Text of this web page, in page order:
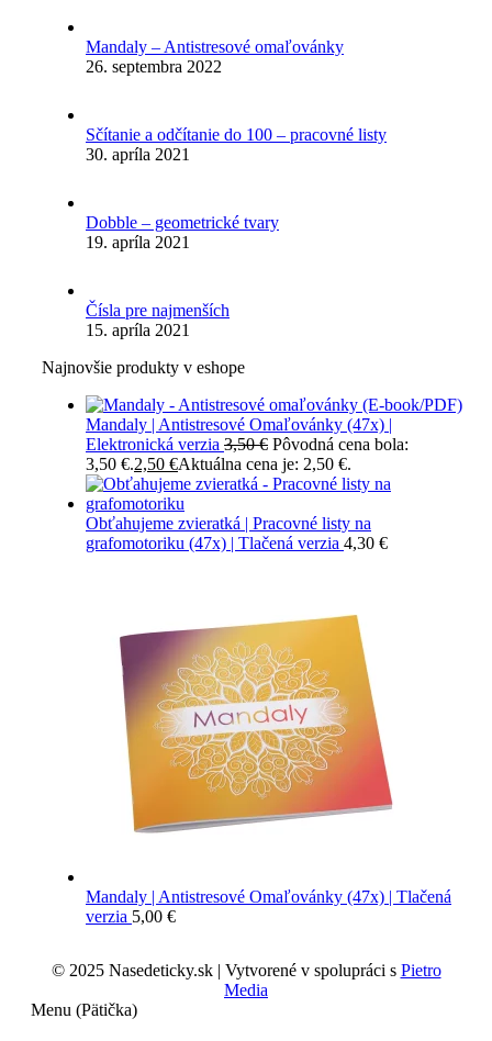
Mandaly – Antistresové omaľovánky
26. septembra 2022
Sčítanie a odčítanie do 100 – pracovné listy
30. apríla 2021
Dobble – geometrické tvary
19. apríla 2021
Čísla pre najmenších
15. apríla 2021
Najnovšie produkty v eshope
Mandaly | Antistresové Omaľovánky (47x) |
Elektronická verzia 3,50€ Pôvodná cena bola:
3,50 €.2,50 €Aktuálna cena je: 2,50 €.
Obťahujeme zvieratká | Pracovné listy na
grafomotoriku (47x) | Tlačená verzia 4,30 €
Mandaly | Antistresové Omaľovánky (47x) | Tlačená
verzia 5,00 €
© 2025 Nasedeticky.sk | Vytvorené v spolupráci s Pietro
Media
Menu (Pätička)